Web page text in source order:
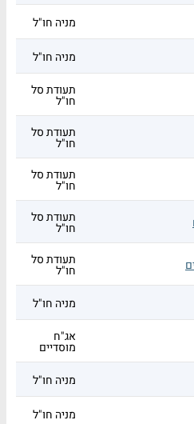
מניה חו"ל
מניה חו"ל
תעודת סל
חו"ל
תעודת סל
חו"ל
תעודת סל
חו"ל
תעודת סל
חו"ל
תעודת סל
חו"ל
מניה חו"ל
אג"ח
מוסדיים
מניה חו"ל
מניה חו"ל